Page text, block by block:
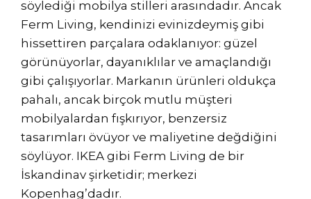
söylediği mobilya stilleri arasındadır. Ancak
Ferm Living, kendinizi evinizdeymiş gibi
hissettiren parçalara odaklanıyor: güzel
görünüyorlar, dayanıklılar ve amaçlandığı
gibi çalışıyorlar. Markanın ürünleri oldukça
pahalı, ancak birçok mutlu müşteri
mobilyalardan fışkırıyor, benzersiz
tasarımları övüyor ve maliyetine değdiğini
söylüyor. IKEA gibi Ferm Living de bir
İskandinav şirketidir; merkezi
Kopenhag’dadır.